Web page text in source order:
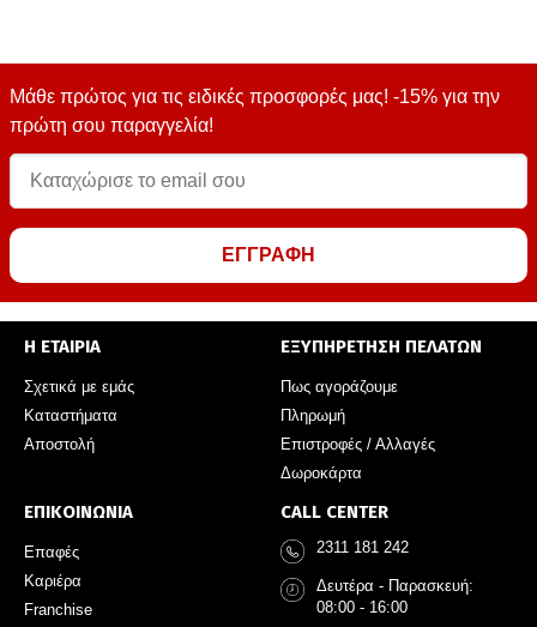
Μάθε πρώτος για τις ειδικές προσφορές μας! -15% για την
πρώτη σου παραγγελία!
ΕΓΓΡΑΦΗ
Η ΕΤΑΙΡΙΑ
Σχετικά με εμάς
Καταστήματα
Αποστολή
ΕΞΥΠΗΡΕΤΗΣΗ ΠΕΛΑΤΩΝ
Πως αγοράζουμε
Πληρωμή
Επιστροφές / Αλλαγές
Δωροκάρτα
ΕΠΙΚΟΙΝΩΝΙΑ
Επαφές
Καριέρα
Franchise
CALL CENTER
2311 181 242
Δευτέρα - Παρασκευή:
08:00 - 16:00